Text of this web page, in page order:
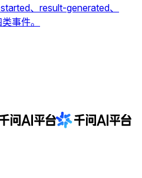
、result-generated、
事件。